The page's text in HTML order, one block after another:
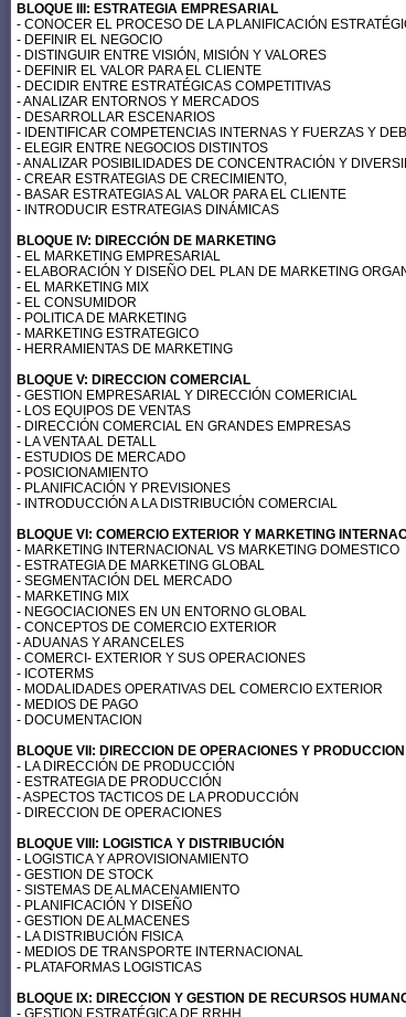
BLOQUE III: ESTRATEGIA EMPRESARIAL
- CONOCER EL PROCESO DE LA PLANIFICACIÓN
- DEFINIR EL NEGOCIO
- DISTINGUIR ENTRE VISIÓN, MISIÓN Y VALORES
- DEFINIR EL VALOR PARA EL CLIENTE
- DECIDIR ENTRE ESTRATÉGICAS COMPETITIVAS
- ANALIZAR ENTORNOS Y MERCADOS
- DESARROLLAR ESCENARIOS
- IDENTIFICAR COMPETENCIAS INTERNAS Y FUERZAS Y
- ELEGIR ENTRE NEGOCIOS DISTINTOS
- ANALIZAR POSIBILIDADES DE CONCENTRACIÓN Y
- CREAR ESTRATEGIAS DE CRECIMIENTO,
- BASAR ESTRATEGIAS AL VALOR PARA EL CLIENTE
- INTRODUCIR ESTRATEGIAS DINÁMICAS
BLOQUE IV: DIRECCIÓN DE MARKETING
- EL MARKETING EMPRESARIAL
- ELABORACIÓN Y DISEÑO DEL PLAN DE MARKETING
- EL MARKETING MIX
- EL CONSUMIDOR
- POLITICA DE MARKETING
- MARKETING ESTRATEGICO
- HERRAMIENTAS DE MARKETING
BLOQUE V: DIRECCION COMERCIAL
- GESTION EMPRESARIAL Y DIRECCIÓN COMERICIAL
- LOS EQUIPOS DE VENTAS
- DIRECCIÓN COMERCIAL EN GRANDES EMPRESAS
- LA VENTA AL DETALL
- ESTUDIOS DE MERCADO
- POSICIONAMIENTO
- PLANIFICACIÓN Y PREVISIONES
- INTRODUCCIÓN A LA DISTRIBUCIÓN COMERCIAL
BLOQUE VI: COMERCIO EXTERIOR Y MARKETING
- MARKETING INTERNACIONAL VS MARKETING DOMESTICO
- ESTRATEGIA DE MARKETING GLOBAL
- SEGMENTACIÓN DEL MERCADO
- MARKETING MIX
- NEGOCIACIONES EN UN ENTORNO GLOBAL
- CONCEPTOS DE COMERCIO EXTERIOR
- ADUANAS Y ARANCELES
- COMERCI- EXTERIOR Y SUS OPERACIONES
- ICOTERMS
- MODALIDADES OPERATIVAS DEL COMERCIO EXTERIOR
- MEDIOS DE PAGO
- DOCUMENTACION
BLOQUE VII: DIRECCION DE OPERACIONES Y PRODUCCION
- LA DIRECCIÓN DE PRODUCCIÓN
- ESTRATEGIA DE PRODUCCIÓN
- ASPECTOS TACTICOS DE LA PRODUCCIÓN
- DIRECCION DE OPERACIONES
BLOQUE VIII: LOGISTICA Y DISTRIBUCIÓN
- LOGISTICA Y APROVISIONAMIENTO
- GESTION DE STOCK
- SISTEMAS DE ALMACENAMIENTO
- PLANIFICACIÓN Y DISEÑO
- GESTION DE ALMACENES
- LA DISTRIBUCIÓN FISICA
- MEDIOS DE TRANSPORTE INTERNACIONAL
- PLATAFORMAS LOGISTICAS
BLOQUE IX: DIRECCION Y GESTION DE RECURSOS
- GESTION ESTRATÉGICA DE RRHH